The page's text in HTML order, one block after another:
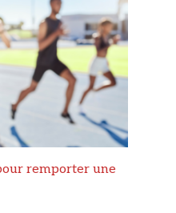
remporter une